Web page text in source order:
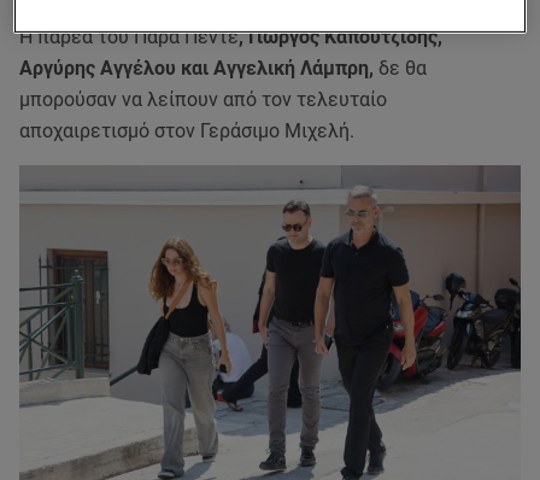
Η παρέα του Παρά Πέντε, Γιώργος Καπουτζίδης,
Αργύρης Αγγέλου και Αγγελική Λάμπρη, δε θα
μπορούσαν να λείπουν από τον τελευταίο
αποχαιρετισμό στον Γεράσιμο Μιχελή.